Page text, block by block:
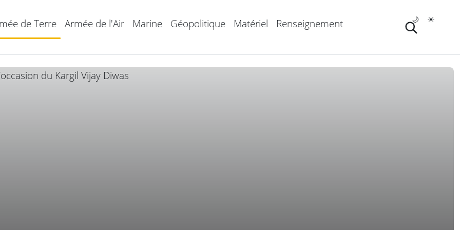
de Terre Armée de l'Air Marine Géopolitique Matériel Renseignement ☀️
🌙